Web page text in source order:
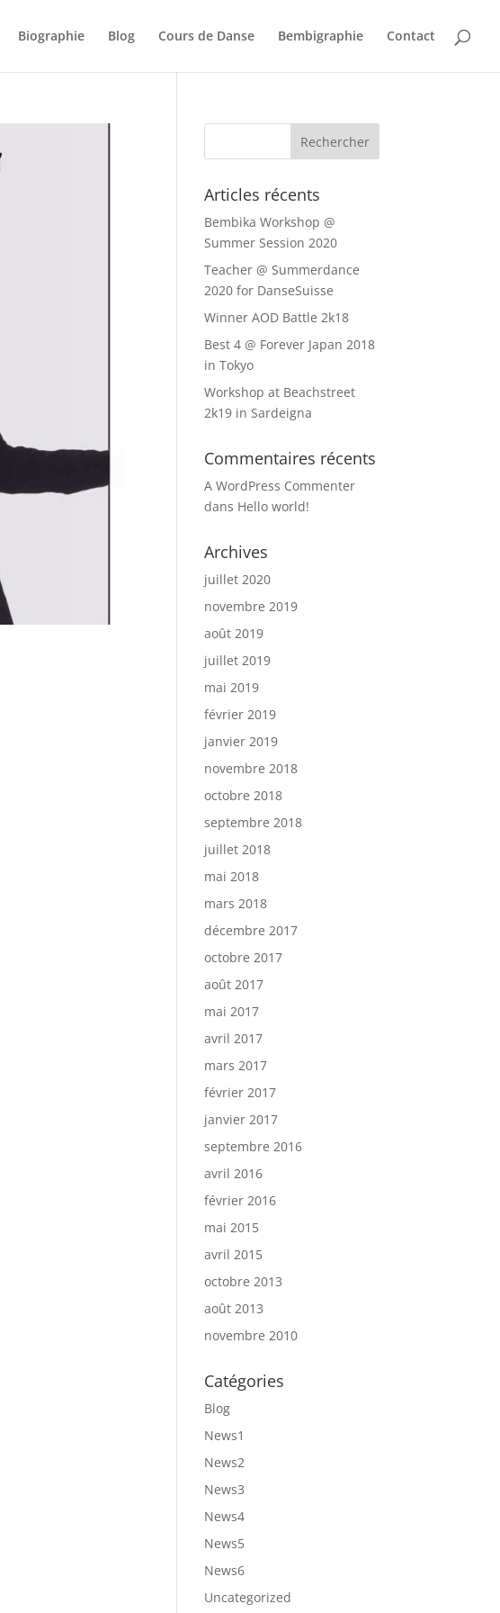
Biographie Blog Cours de Danse Bembigraphie Contact
Articles récents
Bembika Workshop @
Summer Session 2020
Teacher @ Summerdance
2020 for DanseSuisse
Winner AOD Battle 2k18
Best 4 @ Forever Japan 2018
in Tokyo
Workshop at Beachstreet
2k19 in Sardeigna
Commentaires récents
A WordPress Commenter
dans Hello world!
Archives
juillet 2020
novembre 2019
août 2019
juillet 2019
mai 2019
février 2019
janvier 2019
novembre 2018
octobre 2018
septembre 2018
juillet 2018
mai 2018
mars 2018
décembre 2017
octobre 2017
août 2017
mai 2017
avril 2017
mars 2017
février 2017
janvier 2017
septembre 2016
avril 2016
février 2016
mai 2015
avril 2015
octobre 2013
août 2013
novembre 2010
Catégories
Blog
News1
News2
News3
News4
News5
News6
Uncategorized